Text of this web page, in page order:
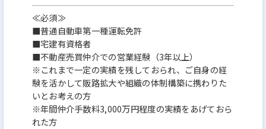
≪必須≫
■普通自動車第一種運転免許
■宅建有資格者
■不動産売買仲介での営業経験（3年以上）
※これまで一定の実績を残しておられ、ご自身の経
験を活かして販路拡大や組織の体制構築に携わりた
いとお考えの方
※年間仲介手数料3,000万円程度の実績をあげておら
れた方